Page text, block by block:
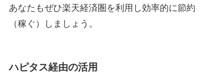
あなたもぜひ楽天経済圏を利用し効率的に節約
（稼ぐ）しましょう。
ハピタス経由の活用